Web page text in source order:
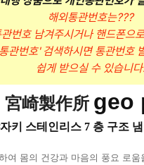
해외통관번호는???
번호 남겨주시거나 핸드폰으
관번호' 검색하시면 통관번호
쉽게 받으실 수 있습니
宮崎製作所 geo
키 스테인리스 7 층 구조
여 몸의 건강과 마음의 풍요 로